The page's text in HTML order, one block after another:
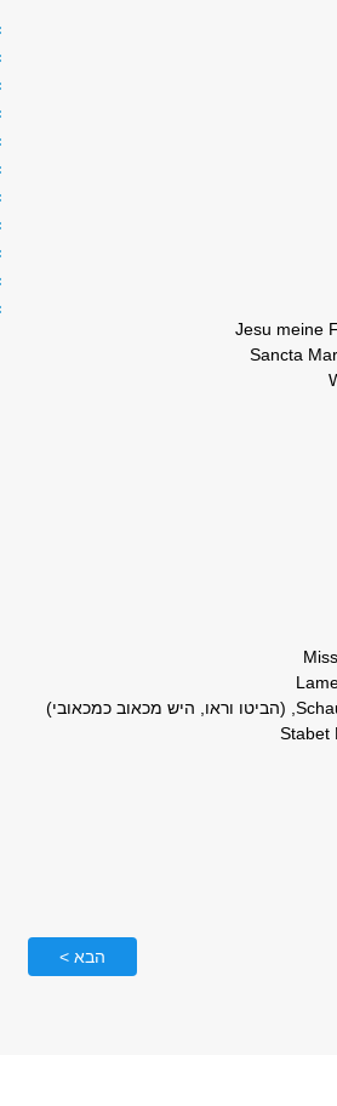
Jesu meine
Sancta
, (הביטו וראו, היש מכאוב כמכאובי)
Stabet
הבא >